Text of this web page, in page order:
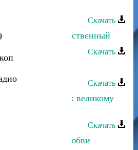
Скачать
- Ты мой единственный
Скачать
Скачать
- Обрашение к великому
Скачать
- Сгораю от любви